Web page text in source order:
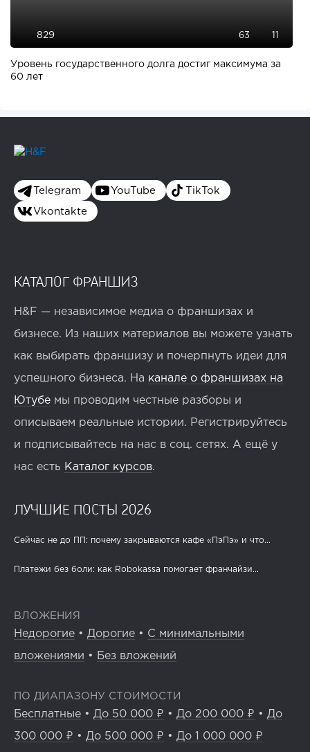
829 63
Уровень государственного долга достиг максимума за
60 лет
Telegram YouTube TikTok
Vkontakte
КАТАЛОГ ФРАНШИЗ
H&F — независимое медиа о франшизах и
бизнесе. Из наших материалов вы можете узнать
как выбирать франшизу и почерпнуть идеи для
успешного бизнеса. На канале о франшизах на
Ютубе мы проводим честные разборы и
описываем реальные истории. Регистрируйтесь
и подписывайтесь на нас в соц. сетях. А ещё у
нас есть Каталог курсов.
ЛУЧШИЕ ПОСТЫ 2026
Сейчас не до ПП: почему закрываются кафе «ПэПэ» и что...
Платежи без боли: как Robokassa помогает франчайзи...
ВЛОЖЕНИЯ
Недорогие • Дорогие • С минимальными
вложениями • Без вложений
ПО ДИАПАЗОНУ СТОИМОСТИ
Бесплатные • До 50 000 ₽ • До 200 000 ₽ • До
300 000 ₽ • До 500 000 ₽ • До 1 000 000 ₽